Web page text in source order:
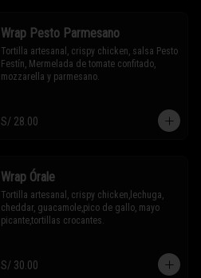
Wrap Pesto Parmesano
Tortilla artesanal, crispy chicken, salsa Pesto
Festín, Mermelada de tomate confitado,
mozzarella y parmesano.
S/ 28.00
Wrap Órale
Tortilla artesanal, crispy chicken,lechuga,
cheddar, guacamole,pico de gallo, mayo
picante,tortillas crocantes.
S/ 30.00